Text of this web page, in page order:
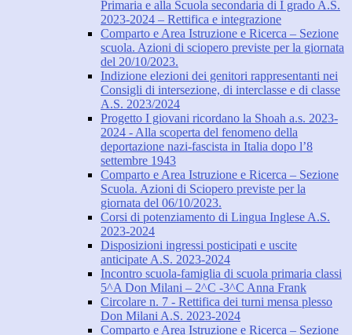
Primaria e alla Scuola secondaria di I grado A.S.
2023-2024 – Rettifica e integrazione
Comparto e Area Istruzione e Ricerca – Sezione
scuola. Azioni di sciopero previste per la giornata
del 20/10/2023.
Indizione elezioni dei genitori rappresentanti nei
Consigli di intersezione, di interclasse e di classe
A.S. 2023/2024
Progetto I giovani ricordano la Shoah a.s. 2023-
2024 - Alla scoperta del fenomeno della
deportazione nazi-fascista in Italia dopo l’8
settembre 1943
Comparto e Area Istruzione e Ricerca – Sezione
Scuola. Azioni di Sciopero previste per la
giornata del 06/10/2023.
Corsi di potenziamento di Lingua Inglese A.S.
2023-2024
Disposizioni ingressi posticipati e uscite
anticipate A.S. 2023-2024
Incontro scuola-famiglia di scuola primaria classi
5^A Don Milani – 2^C -3^C Anna Frank
Circolare n. 7 - Rettifica dei turni mensa plesso
Don Milani A.S. 2023-2024
Comparto e Area Istruzione e Ricerca – Sezione